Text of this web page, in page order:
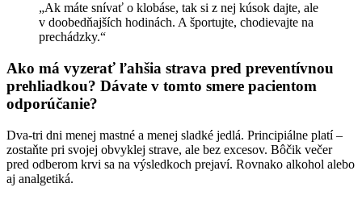
„Ak máte snívať o klobáse, tak si z nej kúsok dajte, ale
v doobedňajších hodinách. A športujte, chodievajte na
prechádzky.“
Ako má vyzerať ľahšia strava pred preventívnou
prehliadkou? Dávate v tomto smere pacientom
odporúčanie?
Dva-tri dni menej mastné a menej sladké jedlá. Principiálne platí –
zostaňte pri svojej obvyklej strave, ale bez excesov. Bôčik večer
pred odberom krvi sa na výsledkoch prejaví. Rovnako alkohol alebo
aj analgetiká.